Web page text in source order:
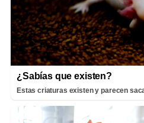
¿Sabías que existen?
Estas criaturas existen y parecen